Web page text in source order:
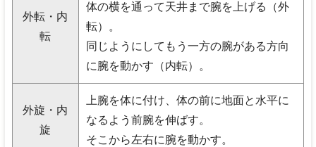
外転・内
転
体の横を通って天井まで腕を上げる（外
転）。
同じようにしてもう一方の腕がある方向
に腕を動かす（内転）。
外旋・内
旋
上腕を体に付け、体の前に地面と水平に
なるよう前腕を伸ばす。
そこから左右に腕を動かす。